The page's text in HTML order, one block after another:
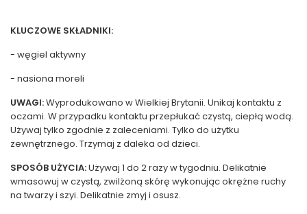
KLUCZOWE SKŁADNIKI:
- węgiel aktywny
- nasiona moreli
UWAGI:Wyprodukowano w Wielkiej Brytanii. Unikaj kontaktu z
oczami. W przypadku kontaktu przepłukać czystą, ciepłą wodą.
Używaj tylko zgodnie z zaleceniami. Tylko do użytku
zewnętrznego. Trzymaj z daleka od dzieci.
SPOSÓB UŻYCIA:Używaj 1 do 2 razy w tygodniu. Delikatnie
wmasowuj w czystą, zwilżoną skórę wykonując okrężne ruchy
na twarzy i szyi. Delikatnie zmyj i osusz.